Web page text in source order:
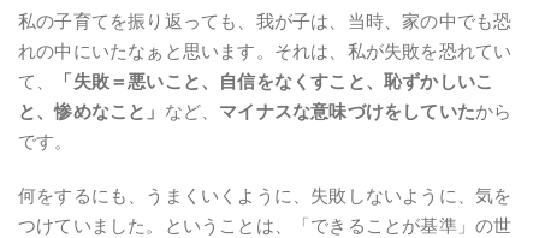
私の子育てを振り返っても、我が子は、当時、家の中でも恐
れの中にいたなぁと思います。それは、私が失敗を恐れてい
て、
「失敗＝悪いこと、自信をなくすこと、恥ずかしいこ
と、惨めなこと」 など、 マイナスな意味づけをしていたから
です。
何をするにも、うまくいくように、失敗しないように、気を
つけていました。ということは、「できることが基準」の世